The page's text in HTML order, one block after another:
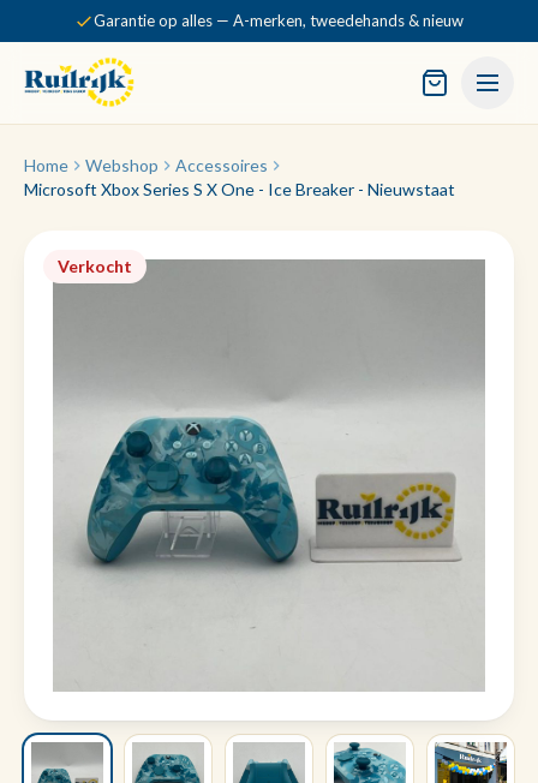
Garantie op alles — A-merken, tweedehands & nieuw
Home Webshop
Accessoires
Microsoft Xbox Series S X One - Ice Breaker - Nieuwstaat
Verkocht